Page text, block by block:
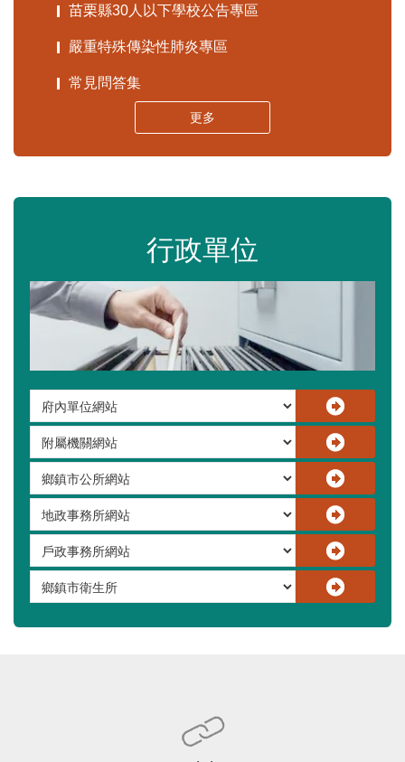
苗栗縣30人以下學校公告專區
嚴重特殊傳染性肺炎專區
常見問答集
更多
行政單位